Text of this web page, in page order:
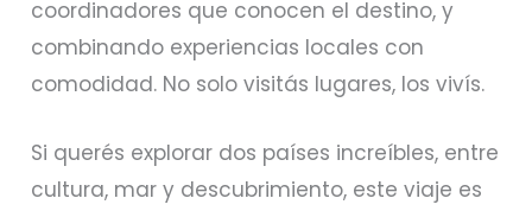
coordinadores que conocen el destino, y
combinando experiencias locales con
comodidad. No solo visitás lugares, los vivís.
Si querés explorar dos países increíbles, entre
cultura, mar y descubrimiento, este viaje es